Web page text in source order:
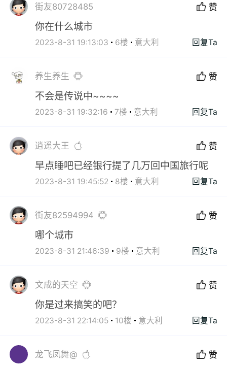
街友80728485 赞
你在什么城市
2023-8-31 19:13:03 6楼 意大利 回复Ta
养生养生 赞
不会是传说中~~~~
2023-8-31 19:32:16 7楼 意大利 回复Ta
逍遥大王 赞
早点睡吧已经银行提了几万回中国旅行呢
2023-8-31 19:45:52 8楼 意大利 回复Ta
街友82594994 赞
哪个城市
2023-8-31 21:46:39 9楼 意大利 回复Ta
文成的天空 赞
你是过来搞笑的吧？
2023-8-31 22:14:05 10楼 意大利 回复Ta
龙飞凤舞@ 赞